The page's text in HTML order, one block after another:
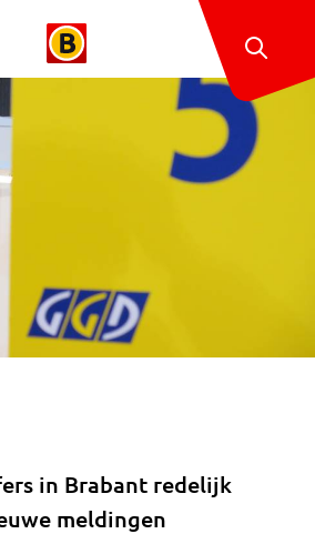
in Brabant redelijk
meldingen